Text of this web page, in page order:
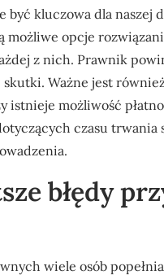
być kluczowa dla naszej
możliwe opcje
z nich. Prawnik
Ważne jest
istnieje możliwość
czasu
błędy
wiele osób